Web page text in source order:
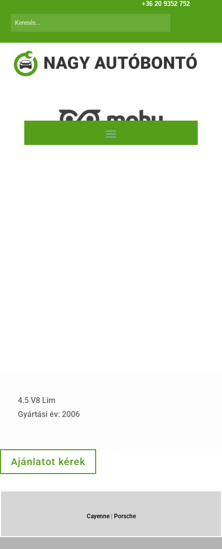
+36 20 9352 752
4.5 V8 Lim
Gyártási év: 2006
Ajánlatot kérek
Cayenne| Porsche